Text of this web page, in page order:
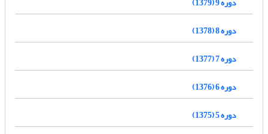
دوره 8 (1378)
دوره 7 (1377)
دوره 6 (1376)
دوره 5 (1375)